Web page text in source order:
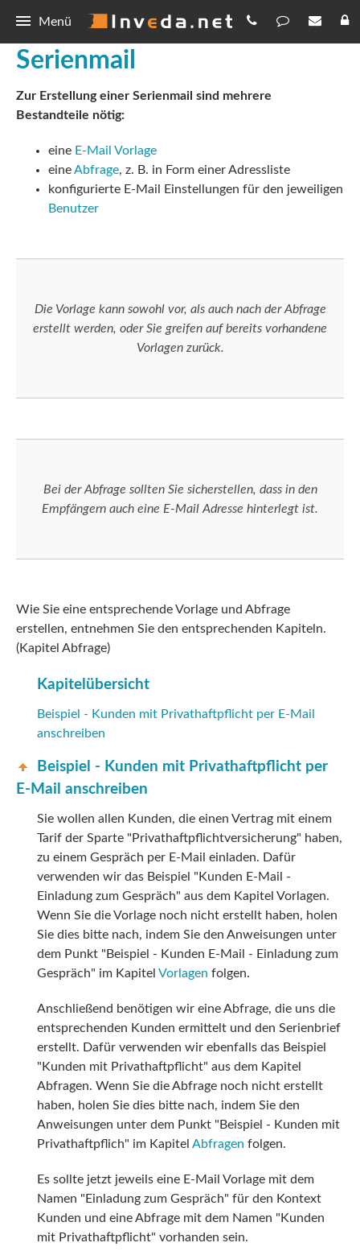
Menü
IBePro
BiPRO
Serienmail
360 Grad-Sicht
Bestellen
Registrierung
IBePro
Abfragen
Demo
Updates
Datenschutz
Serienmail
Zur Erstellung einer Serienmail sind mehrere
Bestandteile nötig:
eine E-Mail Vorlage
eineAbfrage, z. B. in Form einer Adressliste
konfigurierte E-Mail Einstellungen für den jeweiligen
Benutzer
Die Vorlage kann sowohl vor, als auch nach der Abfrage
erstellt werden, oder Sie greifen auf bereits vorhandene
Vorlagen zurück.
Bei der Abfrage sollten Sie sicherstellen, dass in den
Empfängern auch eine E-Mail Adresse hinterlegt ist.
Wie Sie eine entsprechende Vorlage und Abfrage
erstellen, entnehmen Sie den entsprechenden Kapiteln.
(Kapitel Abfrage)
Kapitelübersicht
Beispiel - Kunden mit Privathaftpflicht per E-Mail
anschreiben
Beispiel - Kunden mit Privathaftpflicht per
E-Mail anschreiben
Sie wollen allen Kunden, die einen Vertrag mit einem
Tarif der Sparte "Privathaftpflichtversicherung" haben,
zu einem Gespräch per E-Mail einladen. Dafür
verwenden wir das Beispiel "Kunden E-Mail -
Einladung zum Gespräch" aus dem Kapitel Vorlagen.
Wenn Sie die Vorlage noch nicht erstellt haben, holen
Sie dies bitte nach, indem Sie den Anweisungen unter
dem Punkt "Beispiel - Kunden E-Mail - Einladung zum
Gespräch" im Kapitel Vorlagen folgen.
Anschließend benötigen wir eine Abfrage, die uns die
entsprechenden Kunden ermittelt und den Serienbrief
erstellt. Dafür verwenden wir ebenfalls das Beispiel
"Kunden mit Privathaftpflicht" aus dem Kapitel
Abfragen. Wenn Sie die Abfrage noch nicht erstellt
haben, holen Sie dies bitte nach, indem Sie den
Anweisungen unter dem Punkt "Beispiel - Kunden mit
Privathaftpflich" im Kapitel Abfragen folgen.
Es sollte jetzt jeweils eine E-Mail Vorlage mit dem
Namen "Einladung zum Gespräch" für den Kontext
Kunden und eine Abfrage mit dem Namen "Kunden
mit Privathaftpflicht" vorhanden sein.